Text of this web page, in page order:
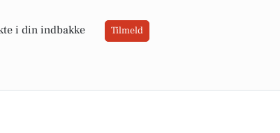
i din indbakke Tilmeld